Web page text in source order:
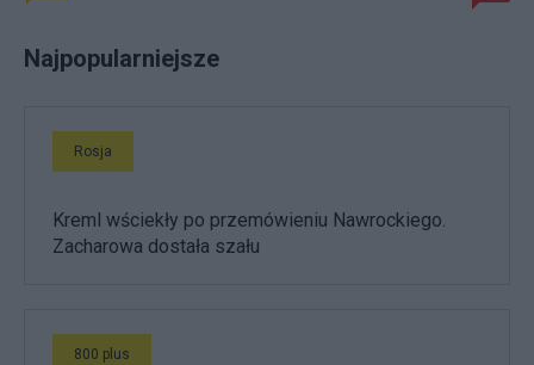
Najpopularniejsze
Rosja
Kreml wściekły po przemówieniu Nawrockiego.
Zacharowa dostała szału
800 plus